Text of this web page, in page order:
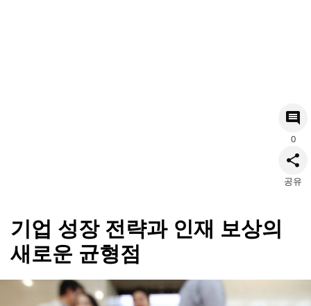
기업 성장 전략과 인재 보상의
새로운 균형점
0
공유